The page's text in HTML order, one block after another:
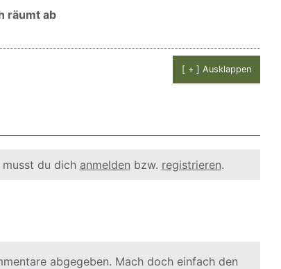
räumt ab
[ + ] Ausklappen
musst du dich anmelden bzw. registrieren.
abgegeben. Mach doch einfach den